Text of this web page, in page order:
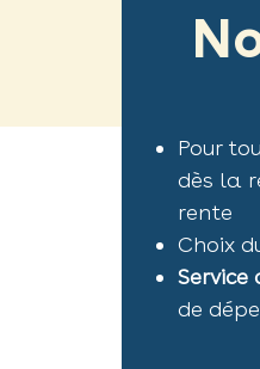
Pour
dès la
rente
Choix
Service
de